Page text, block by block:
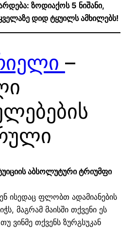
ზოდიაქოს 5 ნიშანი,
დიდ ტყუილს ამხილებს!
–
აბსოლუტური ტრიუმფი
ისედაც ფლობთ ადამიანების
მაგრამ მაისში თქვენი ეს
ვინმე თქვენს ზურგსუკან